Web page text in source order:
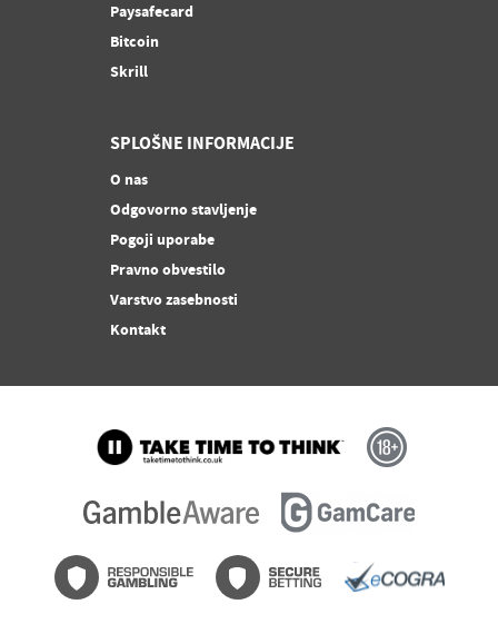
Paysafecard
Bitcoin
Skrill
SPLOŠNE INFORMACIJE
O nas
Odgovorno stavljenje
Pogoji uporabe
Pravno obvestilo
Varstvo zasebnosti
Kontakt